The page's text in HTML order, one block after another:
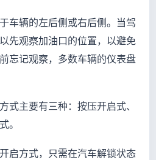
车辆的左后侧或右后侧。当驾
先观察加油口的位置，以避免
忘记观察，多数车辆的仪表盘
式主要有三种：按压开启式、
。
启方式，只需在汽车解锁状态